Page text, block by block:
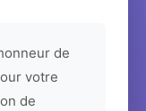
de
votre
de